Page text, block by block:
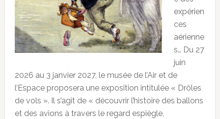
expérien
ces
aérienne
s… Du 27
juin
2026 au 3 janvier 2027, le musée de l’Air et de
l’Espace proposera une exposition intitulée « Drôles
de vols ». Il s’agit de « découvrir l’histoire des ballons
et des avions à travers le regard espiègle,